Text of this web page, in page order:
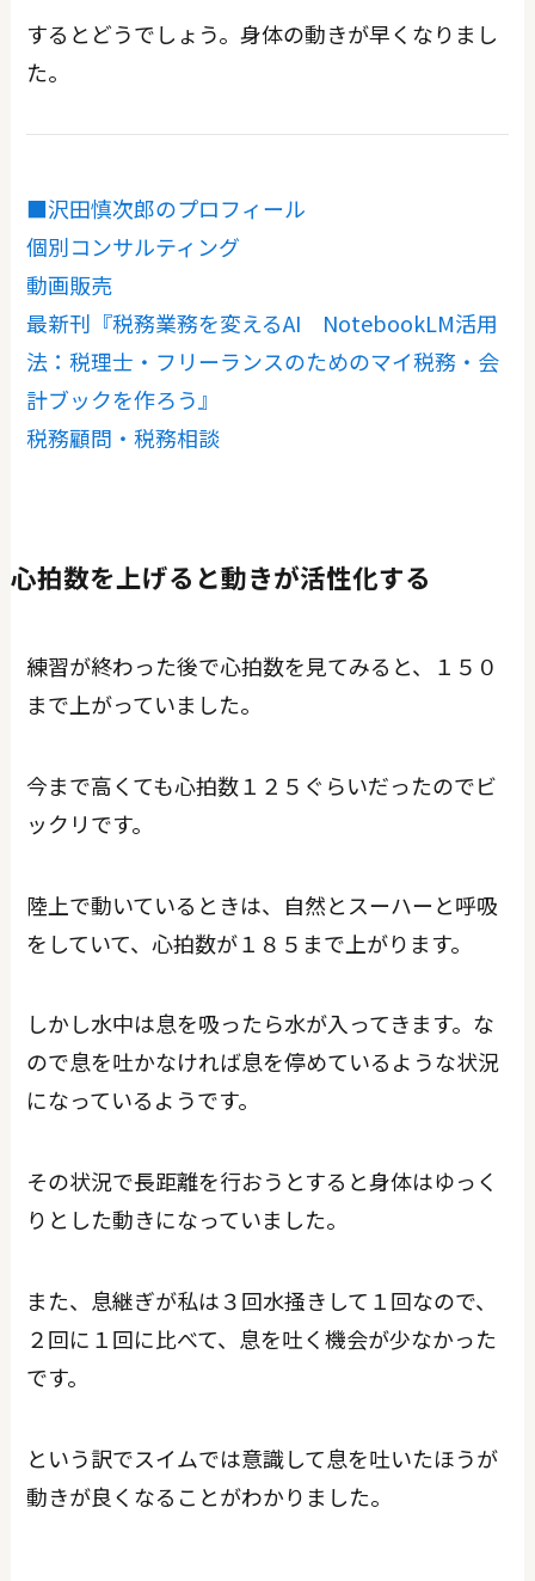
するとどうでしょう。身体の動きが早くなりまし
た。
■沢田慎次郎のプロフィール
個別コンサルティング
動画販売
最新刊『税務業務を変えるAI NotebookLM活用
法：税理士・フリーランスのためのマイ税務・会
計ブックを作ろう』
税務顧問・税務相談
心拍数を上げると動きが活性化する
練習が終わった後で心拍数を見てみると、１５０
まで上がっていました。
今まで高くても心拍数１２５ぐらいだったのでビ
ックリです。
陸上で動いているときは、自然とスーハーと呼吸
をしていて、心拍数が１８５まで上がります。
しかし水中は息を吸ったら水が入ってきます。な
ので息を吐かなければ息を停めているような状況
になっているようです。
その状況で長距離を行おうとすると身体はゆっく
りとした動きになっていました。
また、息継ぎが私は３回水掻きして１回なので、
２回に１回に比べて、息を吐く機会が少なかった
です。
という訳でスイムでは意識して息を吐いたほうが
動きが良くなることがわかりました。